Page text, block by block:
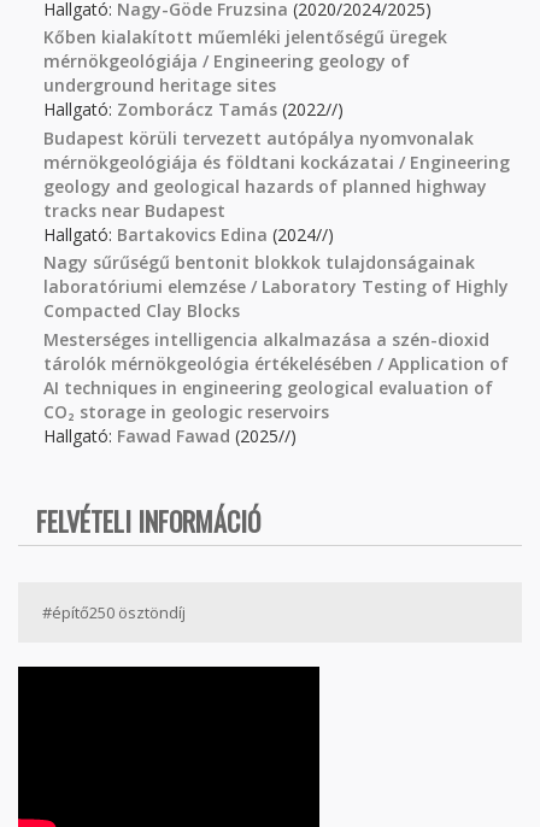
Hallgató: Nagy-Göde Fruzsina (2020/2024/2025)
Kőben kialakított műemléki jelentőségű üregek
mérnökgeológiája / Engineering geology of
underground heritage sites
Hallgató: Zomborácz Tamás (2022//)
Budapest körüli tervezett autópálya nyomvonalak
mérnökgeológiája és földtani kockázatai / Engineering
geology and geological hazards of planned highway
tracks near Budapest
Hallgató: Bartakovics Edina (2024//)
Nagy sűrűségű bentonit blokkok tulajdonságainak
laboratóriumi elemzése / Laboratory Testing of Highly
Compacted Clay Blocks
Mesterséges intelligencia alkalmazása a szén-dioxid
tárolók mérnökgeológia értékelésében / Application of
AI techniques in engineering geological evaluation of
CO₂ storage in geologic reservoirs
Hallgató: Fawad Fawad (2025//)
FELVÉTELI INFORMÁCIÓ
#építő250 ösztöndíj